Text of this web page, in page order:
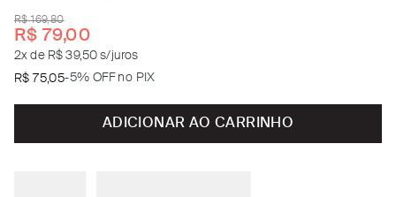
R$ 169,80
R$ 79,00
2x de R$ 39,50 s/juros
R$ 75,05-5% OFF no PIX
ADICIONAR AO CARRINHO